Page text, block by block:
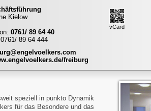
Kielow
0761/ 89 64 40
89 64 444
freiburg
vCard
speziell in punkto Dynamik
für das Besondere und das